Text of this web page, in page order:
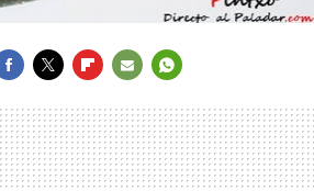
MAIL